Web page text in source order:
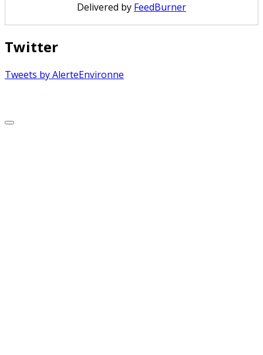
Delivered by FeedBurner
Twitter
Tweets by AlerteEnvironne
Scroll